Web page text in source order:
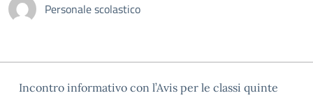
Personale scolastico
Incontro informativo con l’Avis per le classi quinte